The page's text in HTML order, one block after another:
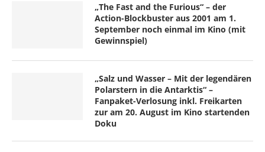
„The Fast and the Furious“ – der
Action-Blockbuster aus 2001 am 1.
September noch einmal im Kino (mit
Gewinnspiel)
„Salz und Wasser – Mit der legendären
Polarstern in die Antarktis“ –
Fanpaket-Verlosung inkl. Freikarten
zur am 20. August im Kino startenden
Doku